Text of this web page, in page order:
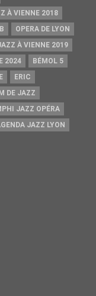
À VIENNE 2018
OPERA DE LYON
À VIENNE 2019
2024
BÉMOL 5
ERIC
DE JAZZ
JAZZ OPÉRA
JAZZ LYON